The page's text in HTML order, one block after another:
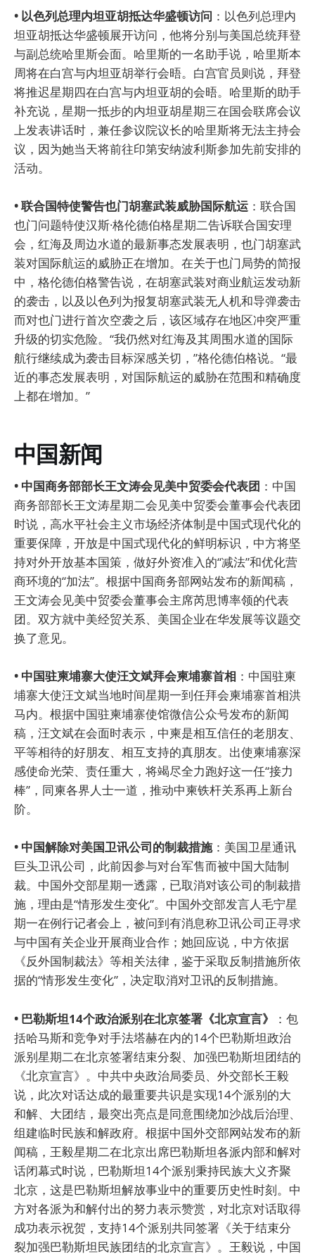
• 以色列总理内坦亚胡抵达华盛顿访问 ：以色列总理内
坦亚胡抵达华盛顿展开访问，他将分别与美国总统拜登
与副总统哈里斯会面。哈里斯的一名助手说，哈里斯本
周将在白宫与内坦亚胡举行会晤。白宫官员则说，拜登
将推迟星期四在白宫与内坦亚胡的会晤。哈里斯的助手
补充说，星期一抵步的内坦亚胡星期三在国会联席会议
上发表讲话时，兼任参议院议长的哈里斯将无法主持会
议，因为她当天将前往印第安纳波利斯参加先前安排的
活动。
• 联合国特使警告也门胡塞武装威胁国际航运 ：联合国
也门问题特使汉斯·格伦德伯格星期二告诉联合国安理
会，红海及周边水道的最新事态发展表明，也门胡塞武
装对国际航运的威胁正在增加。在关于也门局势的简报
中，格伦德伯格警告说，在胡塞武装对商业航运发动新
的袭击，以及以色列为报复胡塞武装无人机和导弹袭击
而对也门进行首次空袭之后，该区域存在地区冲突严重
升级的切实危险。“我仍然对红海及其周围水道的国际
航行继续成为袭击目标深感关切，”格伦德伯格说。“最
近的事态发展表明，对国际航运的威胁在范围和精确度
上都在增加。”
中国新闻
• 中国商务部部长王文涛会见美中贸委会代表团 ：中国
商务部部长王文涛星期二会见美中贸委会董事会代表团
时说，高水平社会主义市场经济体制是中国式现代化的
重要保障，开放是中国式现代化的鲜明标识，中方将坚
持对外开放基本国策，做好外资准入的“减法”和优化营
商环境的“加法”。根据中国商务部网站发布的新闻稿，
王文涛会见美中贸委会董事会主席芮思博率领的代表
团。双方就中美经贸关系、美国企业在华发展等议题交
换了意见。
• 中国驻柬埔寨大使汪文斌拜会柬埔寨首相 ：中国驻柬
埔寨大使汪文斌当地时间星期一到任拜会柬埔寨首相洪
马内。根据中国驻柬埔寨使馆微信公众号发布的新闻
稿，汪文斌在会面时表示，中柬是相互信任的老朋友、
平等相待的好朋友、相互支持的真朋友。出使柬埔寨深
感使命光荣、责任重大，将竭尽全力跑好这一任“接力
棒”，同柬各界人士一道，推动中柬铁杆关系再上新台
阶。
• 中国解除对美国卫讯公司的制裁措施：美国卫星通讯
巨头卫讯公司，此前因参与对台军售而被中国大陆制
裁。中国外交部星期一透露，已取消对该公司的制裁措
施，理由是“情形发生变化”。中国外交部发言人毛宁星
期一在例行记者会上，被问到有消息称卫讯公司正寻求
与中国有关企业开展商业合作；她回应说，中方依据
《反外国制裁法》等相关法律，鉴于采取反制措施所依
据的“情形发生变化”，决定取消对卫讯的反制措施。
• 巴勒斯坦14个政治派别在北京签署《北京宣言》
：包
括哈马斯和竞争对手法塔赫在内的14个巴勒斯坦政治
派别星期二在北京签署结束分裂、加强巴勒斯坦团结的
《北京宣言》。中共中央政治局委员、外交部长王毅
说，此次对话达成的最重要共识是实现14个派别的大
和解、大团结，最突出亮点是同意围绕加沙战后治理、
组建临时民族和解政府。根据中国外交部网站发布的新
闻稿，王毅星期二在北京出席巴勒斯坦各派内部和解对
话闭幕式时说，巴勒斯坦14个派别秉持民族大义齐聚
北京，这是巴勒斯坦解放事业中的重要历史性时刻。中
方对各派为和解付出的努力表示赞赏，对北京对话取得
成功表示祝贺，支持14个派别共同签署《关于结束分
裂加强巴勒斯坦民族团结的北京宣言》。王毅说，中国